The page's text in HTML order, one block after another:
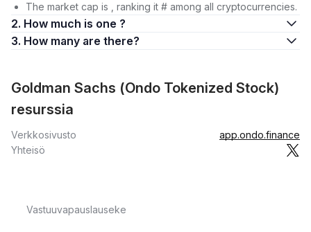
The market cap is , ranking it # among all cryptocurrencies.
2. How much is one ?
3. How many are there?
Goldman Sachs (Ondo Tokenized Stock)
resurssia
Verkkosivusto
app.ondo.finance
Yhteisö
Vastuuvapauslauseke